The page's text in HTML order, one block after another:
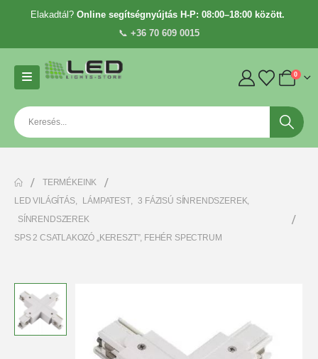
Elakadtál? Online segítségnyújtás H-P: 08:00–18:00 között.
📞 +36 70 609 0015
0
TERMÉKEINK
LED VILÁGÍTÁS, LÁMPATEST, 3 FÁZISÚ SÍNRENDSZEREK,
SÍNRENDSZEREK
SPS 2 CSATLAKOZÓ „KERESZT”, FEHÉR SPECTRUM